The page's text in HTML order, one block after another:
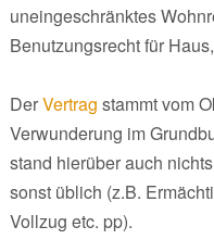
uneingeschränktes
Benutzungsrecht für
DerVertrag stammt vom
Verwunderung im
stand hierüber auch
sonst üblich (z.B.
Vollzug etc. pp).